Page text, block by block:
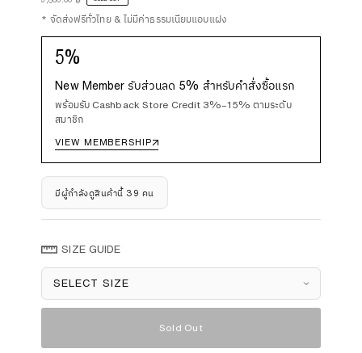
Price
* จัดส่งฟรีทั่วไทย & ไม่มีค่าธรรมเนียมแอบแฝง
5%
New Member รับส่วนลด 5% สำหรับคำสั่งซื้อแรก
พร้อมรับ Cashback Store Credit 3%–15% ตามระดับ
สมาชิก
VIEW MEMBERSHIP↗
มีผู้กำลังดูสินค้านี้ 39 คน
Size
SIZE GUIDE
Sold Out